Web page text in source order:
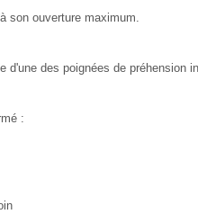
son ouverture maximum.
d'une des poignées de préhension
: